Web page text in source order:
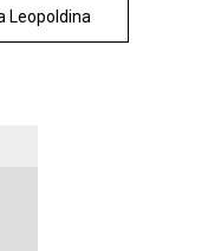
Leopoldina